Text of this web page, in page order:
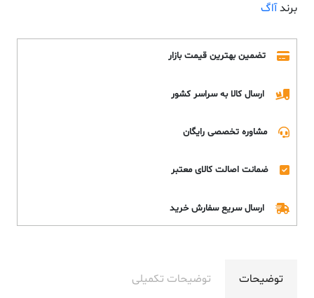
برندآاگ
تضمین بهترین قیمت بازار
ارسال کالا به سراسر کشور
مشاوره تخصصی رایگان
ضمانت اصالت کالای معتبر
ارسال سریع سفارش خرید
توضیحات توضیحات تکمیلی